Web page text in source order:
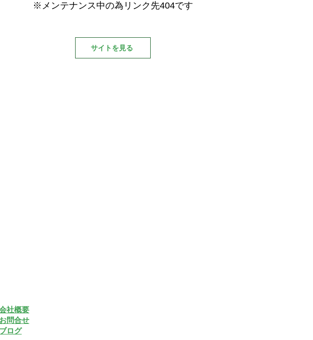
​​※メンテナンス中の為リンク先404です
サイトを見る
社概要
問合せ
ログ